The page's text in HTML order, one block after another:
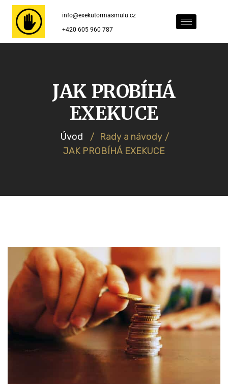
info@exekutormasmulu.cz
+420 605 960 787
JAK PROBÍHÁ
EXEKUCE
Úvod / Rady a návody /
JAK PROBÍHÁ EXEKUCE